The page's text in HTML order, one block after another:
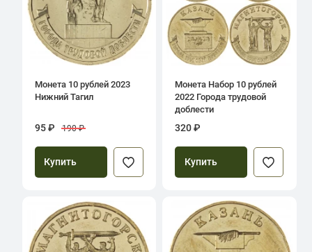
Монета 10 рублей 2023
Нижний Тагил
95 ₽ 190 ₽
Купить
Монета Набор 10 рублей
2022 Города трудовой
доблести
320 ₽
Купить